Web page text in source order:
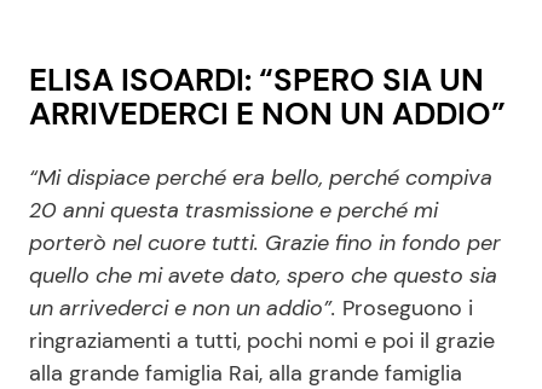
ELISA ISOARDI: “SPERO SIA UN
ARRIVEDERCI E NON UN ADDIO”
“Mi dispiace perché era bello, perché compiva
20 anni questa trasmissione e perché mi
porterò nel cuore tutti. Grazie fino in fondo per
quello che mi avete dato, spero che questo sia
un arrivederci e non un addio”. Proseguono i
ringraziamenti a tutti, pochi nomi e poi il grazie
alla grande famiglia Rai, alla grande famiglia